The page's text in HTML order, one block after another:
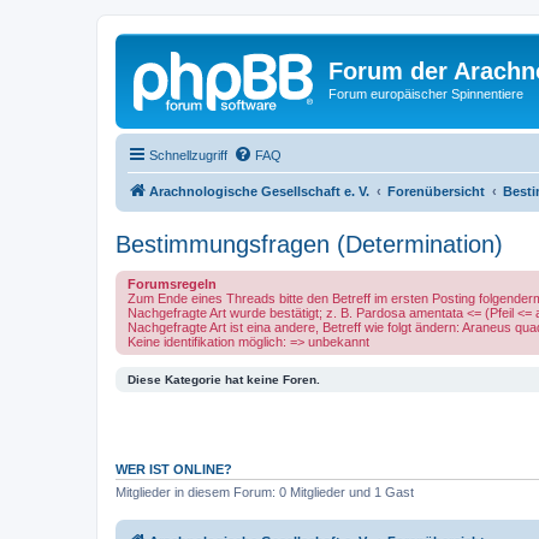
Forum der
Forum europäischer Spinnentiere
Schnellzugriff FAQ
Arachnologische Gesellschaft e. V. Forenübersicht
Bestimmungsfragen (Determination)
Forumsregeln
Zum Ende eines Threads bitte den Betreff im ersten Posting
Nachgefragte Art wurde bestätigt; z. B. Pardosa amentata <= (Pfeil <=
Nachgefragte Art ist eina andere, Betreff wie folgt ändern: Araneus
Keine identifikation möglich: => unbekannt
Diese Kategorie hat keine Foren.
WER IST ONLINE?
Mitglieder in diesem Forum: 0 Mitglieder und 1 Gast